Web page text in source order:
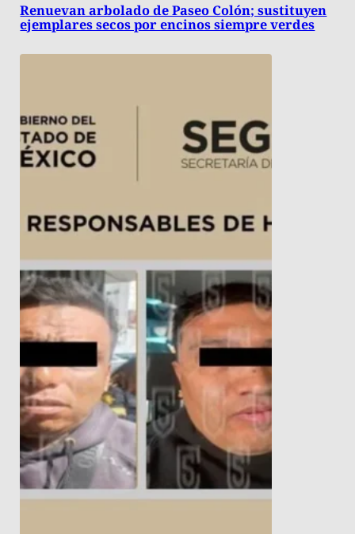
Renuevan arbolado de Paseo Colón; sustituyen
ejemplares secos por encinos siempre verdes